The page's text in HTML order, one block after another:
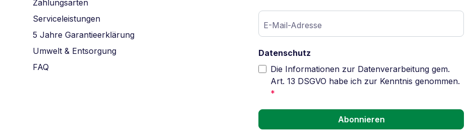
Zahlungsarten
Serviceleistungen
5 Jahre Garantieerklärung
Umwelt & Entsorgung
FAQ
E-Mail-Adresse
Datenschutz
Die Informationen zur Datenverarbeitung gem.
Art. 13 DSGVO habe ich zur Kenntnis genommen.
*
Abonnieren